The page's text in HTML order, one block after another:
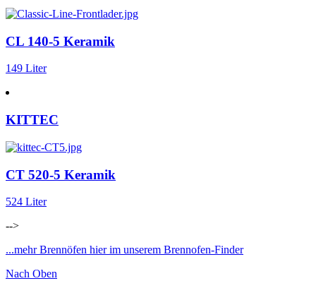
CL 140-5 Keramik
149 Liter
KITTEC
CT 520-5 Keramik
524 Liter
-->
...mehr Brennöfen hier im unserem Brennofen-Finder
Nach Oben